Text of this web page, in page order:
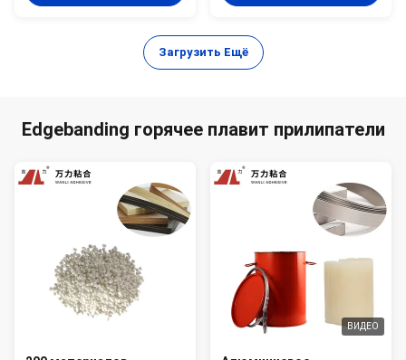
Загрузить Ещё
Edgebanding горячее плавит прилипатели
ВИДЕО